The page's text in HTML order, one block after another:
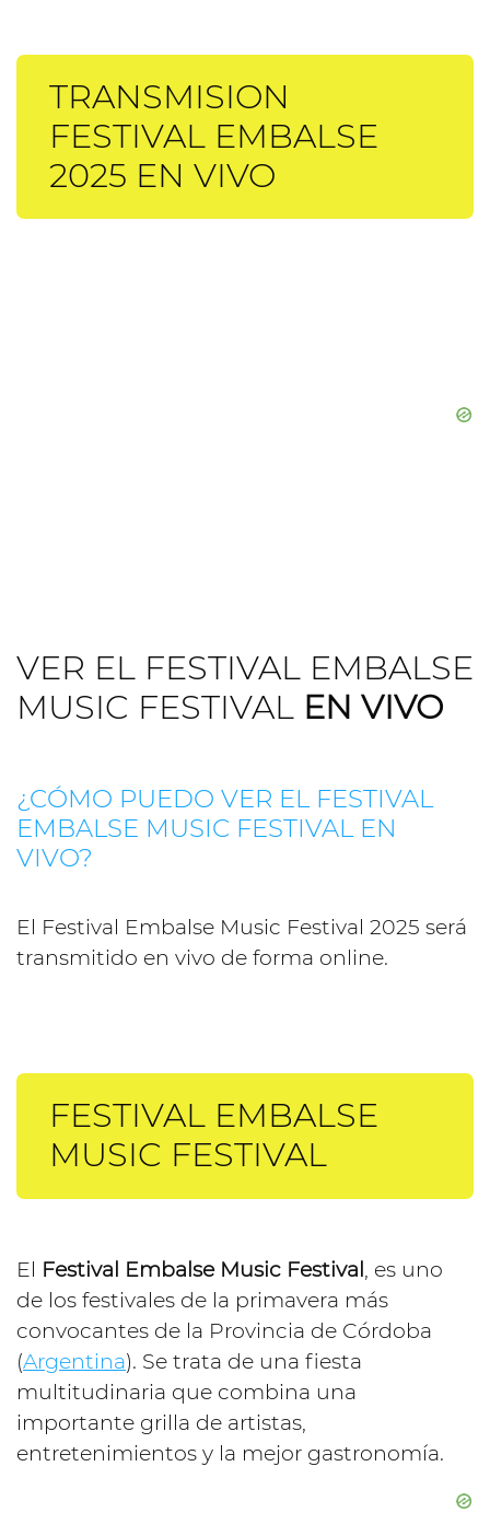
TRANSMISION
FESTIVAL EMBALSE
2025 EN VIVO
VER EL FESTIVAL EMBALSE
MUSIC FESTIVAL EN VIVO
¿CÓMO PUEDO VER EL FESTIVAL
EMBALSE MUSIC FESTIVAL EN
VIVO?
El Festival Embalse Music Festival 2025 será
transmitido en vivo de forma online.
FESTIVAL EMBALSE
MUSIC FESTIVAL
El Festival Embalse Music Festival, es uno
de los festivales de la primavera más
convocantes de la Provincia de Córdoba
(Argentina). Se trata de una fiesta
multitudinaria que combina una
importante grilla de artistas,
entretenimientos y la mejor gastronomía.